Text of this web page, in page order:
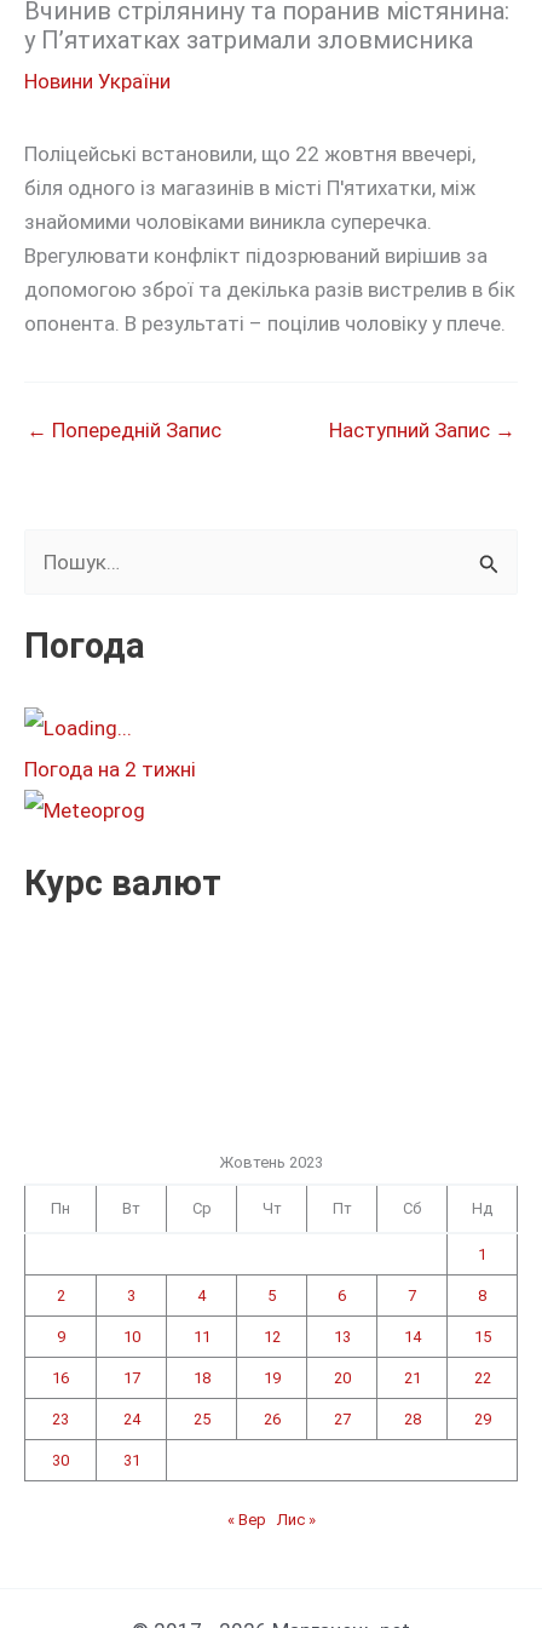
Вчинив стрілянину та поранив містянина:
у П’ятихатках затримали зловмисника
Новини України
Поліцейські встановили, що 22 жовтня ввечері,
біля одного із магазинів в місті П'ятихатки, між
знайомими чоловіками виникла суперечка.
Врегулювати конфлікт підозрюваний вирішив за
допомогою зброї та декілька разів вистрелив в бік
опонента. В результаті – поцілив чоловіку у плече.
← Попередній Запис Наступний Запис →
к
т
:
Погода
Погода на 2 тижні
Курс валют
Жовтень 2023
Пн Вт Ср Чт Пт Сб Нд
1
2 3 4 5 6 7 8
9 10 11 12 13 14 15
16 17 18 19 20 21 22
23 24 25 26 27 28 29
30 31
« Вер Лис »